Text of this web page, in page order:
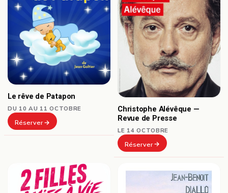
Le rêve de Patapon
DU 10 AU 11 OCTOBRE
Réserver
Christophe Alévêque —
Revue de Presse
LE 14 OCTOBRE
Réserver